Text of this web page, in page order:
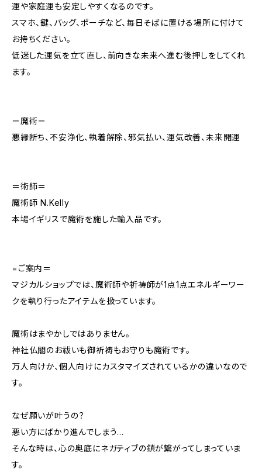
運や家庭運も安定しやすくなるのです。
スマホ、鍵、バッグ、ポーチなど、毎日そばに置ける場所に付けて
お持ちください。
低迷した運気を立て直し、前向きな未来へ進む後押しをしてくれ
ます。
＝魔術＝
悪縁断ち、不安浄化、執着解除、邪気払い、運気改善、未来開運
＝術師＝
魔術師 N.Kelly
本場イギリスで魔術を施した輸入品です。
=ご案内＝
マジカルショップでは、魔術師や祈祷師が1点1点エネルギーワー
クを執り行ったアイテムを扱っています。
魔術はまやかしではありません。
神社仏閣のお祓いも御祈祷もお守りも魔術です。
万人向けか、個人向けにカスタマイズされているかの違いなので
す。
なぜ願いが叶うの？
悪い方にばかり進んでしまう…
そんな時は、心の奥底にネガティブの鎖が繋がってしまっていま
す。